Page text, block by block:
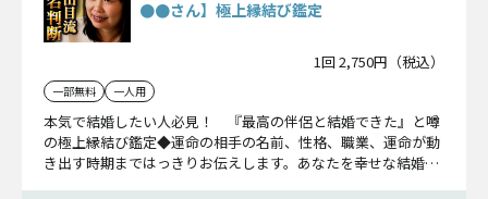
●●さん】極上縁結び鑑定
1回 2,750円（税込）
一部無料 一人用
本気で結婚したい人必見！ 『最高の伴侶と結婚できた』と噂
の極上縁結び鑑定◆運命の相手の名前、性格、職業、運命が動
き出す時期まではっきりお伝えします。あなたを幸せな結婚へ